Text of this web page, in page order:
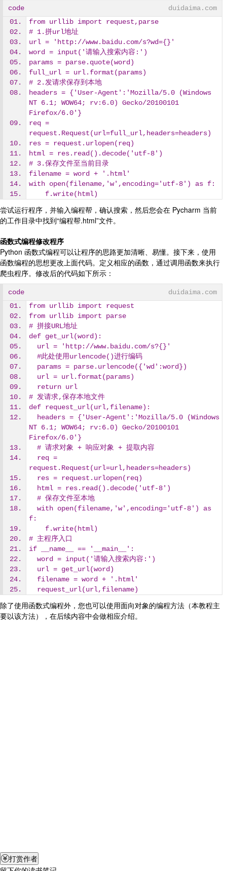
code
duidaima.com
from urllib import request,parse
# 1.拼url地址
url = 'http://www.baidu.com/s?wd={}'
word = input('请输入搜索内容:')
params = parse.quote(word)
full_url = url.format(params)
# 2.发请求保存到本地
headers = {'User-Agent':'Mozilla/5.0 (Windows
NT 6.1; WOW64; rv:6.0) Gecko/20100101
Firefox/6.0'}
req =
request.Request(url=full_url,headers=headers)
res = request.urlopen(req)
html = res.read().decode('utf-8')
# 3.保存文件至当前目录
filename = word + '.html'
with open(filename,'w',encoding='utf-8') as f:
    f.write(html)
尝试运行程序，并输入编程帮，确认搜索，然后您会在 Pycharm 当前
的工作目录中找到“编程帮.html”文件。
函数式编程修改程序
Python 函数式编程可以让程序的思路更加清晰、易懂。接下来，使用
函数编程的思想更改上面代码。定义相应的函数，通过调用函数来执行
爬虫程序。修改后的代码如下所示：
code
duidaima.com
from urllib import request
from urllib import parse
# 拼接URL地址
def get_url(word):
  url = 'http://www.baidu.com/s?{}'
  #此处使用urlencode()进行编码
  params = parse.urlencode({'wd':word})
  url = url.format(params)
  return url
# 发请求,保存本地文件
def request_url(url,filename):
NT 6.1; WOW64; rv:6.0) Gecko/20100101
Firefox/6.0'}
  # 请求对象 + 响应对象 + 提取内容
request.Request(url=url,headers=headers)
  res = request.urlopen(req)
  html = res.read().decode('utf-8')
  # 保存文件至本地
f:
    f.write(html)
# 主程序入口
if __name__ == '__main__':
  word = input('请输入搜索内容:')
  url = get_url(word)
  filename = word + '.html'
  request_url(url,filename)
除了使用函数式编程外，您也可以使用面向对象的编程方法（本教程主
要以该方法），在后续内容中会做相应介绍。
打赏作者